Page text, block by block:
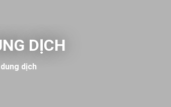
DỊCH
dịch